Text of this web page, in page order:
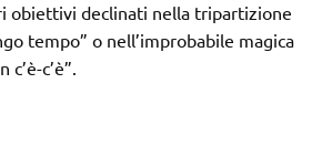
obiettivi declinati nella tripartizione
tempo” o nell’improbabile magica
c’è”.